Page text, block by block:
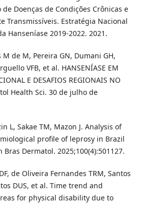
Doenças de Condições Crônicas e
Transmissíveis. Estratégia Nacional
Hanseníase 2019-2022. 2021.
M de M, Pereira GN, Dumani GH,
VFB, et al. HANSENÍASE EM
E DESAFIOS REGIONAIS NO
Health Sci. 30 de julho de
L, Sakae TM, Mazon J. Analysis of
profile of leprosy in Brazil
Dermatol. 2025;100(4):501127.
de Oliveira Fernandes TRM, Santos
DUS, et al. Time trend and
for physical disability due to